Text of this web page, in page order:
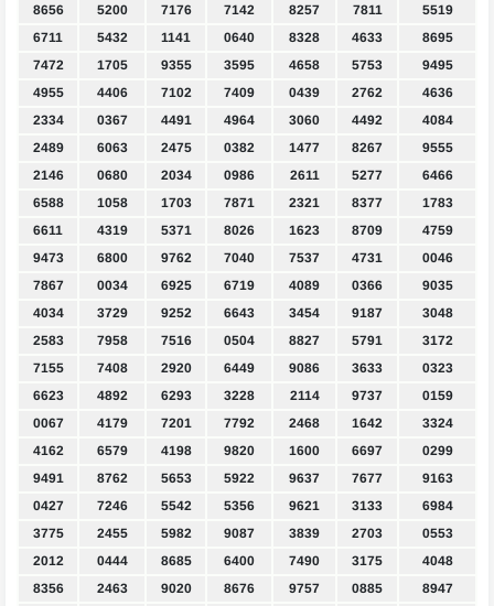
8656
5200 7176 7142 8257 7811
5519
6711
5432 1141 0640 8328 4633
8695
7472
1705 9355 3595 4658 5753
9495
4955
4406 7102 7409 0439 2762
4636
2334
0367 4491 4964 3060 4492
4084
2489
6063 2475 0382 1477 8267
9555
2146
0680 2034 0986 2611 5277
6466
6588
1058 1703 7871 2321 8377
1783
6611
4319 5371 8026 1623 8709
4759
9473
6800 9762 7040 7537 4731
0046
7867
0034 6925 6719 4089 0366
9035
4034
3729 9252 6643 3454 9187
3048
2583
7958 7516 0504 8827 5791
3172
7155
7408 2920 6449 9086 3633
0323
6623
4892 6293 3228 2114 9737
0159
0067
4179 7201 7792 2468 1642
3324
4162
6579 4198 9820 1600 6697
0299
9491
8762 5653 5922 9637 7677
9163
0427
7246 5542 5356 9621 3133
6984
3775
2455 5982 9087 3839 2703
0553
2012
0444 8685 6400 7490 3175
4048
8356
2463 9020 8676 9757 0885
8947